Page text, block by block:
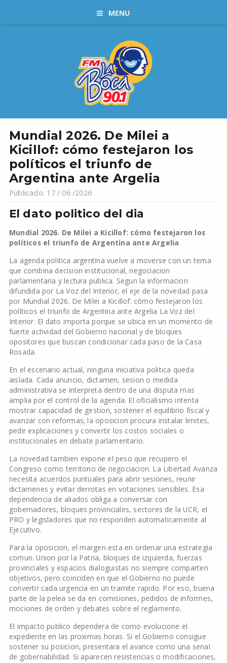
MENU
Mundial 2026. De Milei a
Kicillof: cómo festejaron los
políticos el triunfo de
Argentina ante Argelia
Publicado: 17 / 06 /2026
El dato politico del dia
Mundial 2026. De Milei a Kicillof: cómo festejaron los
políticos el triunfo de Argentina ante Argelia
La agenda politica argentina vuelve a moverse con un tema
que combina decision institucional, negociacion
parlamentaria y lectura publica. Segun la informacion
difundida por La Voz del Interior, el eje de la novedad pasa
por Mundial 2026. De Milei a Kicillof: cómo festejaron los
políticos el triunfo de Argentina ante Argelia La Voz del
Interior. El dato importa porque se ubica en un momento de
fuerte actividad del Gobierno nacional y de bloques
opositores que buscan condicionar cada paso de la Casa
Rosada.
En el escenario actual, ninguna iniciativa politica queda
aislada. Cada anuncio, dictamen, sesion o medida
administrativa se interpreta dentro de una disputa mas
amplia por el control de la agenda. El oficialismo intenta
mostrar capacidad de gestion, sostener el equilibrio fiscal y
avanzar con reformas; la oposicion procura instalar limites,
pedir explicaciones y convertir los costos sociales o
institucionales en debate parlamentario.
La novedad tambien expone el peso que recupero el
Congreso como territorio de negociacion. La Libertad Avanza
necesita acuerdos puntuales para abrir sesiones, reunir
dictamenes y evitar derrotas en votaciones sensibles. Esa
dependencia de aliados obliga a conversar con
gobernadores, bloques provinciales, sectores de la UCR, el
PRO y legisladores que no responden automaticamente al
Ejecutivo.
Para la oposicion, el margen esta en ordenar una estrategia
comun. Union por la Patria, bloques de izquierda, fuerzas
provinciales y espacios dialoguistas no siempre comparten
objetivos, pero coinciden en que el Gobierno no puede
convertir cada urgencia en un tramite rapido. Por eso, buena
parte de la pelea se da en comisiones, pedidos de informes,
mociones de orden y debates sobre el reglamento.
El impacto publico dependera de como evolucione el
expediente en las proximas horas. Si el Gobierno consigue
sostener su posicion, presentara el avance como una senal
de gobernabilidad. Si aparecen resistencias o modificaciones,